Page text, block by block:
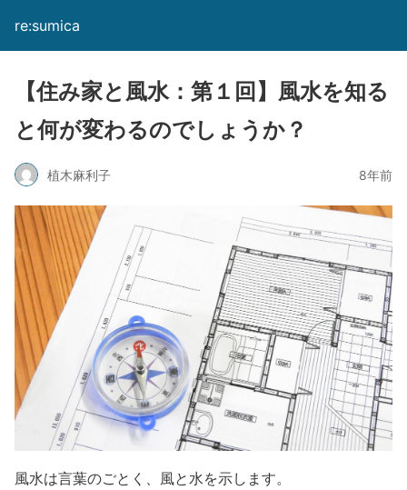
re:sumica
【住み家と風水：第１回】風水を知る
と何が変わるのでしょうか？
植木麻利子 8年前
風水は言葉のごとく、風と水を示します。